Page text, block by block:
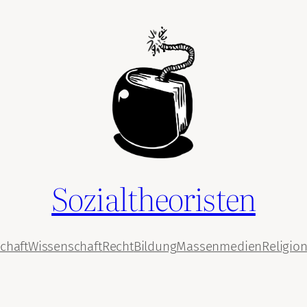
Sozialtheoristen
WissenschaftRechtBildungMassenmedienReligion